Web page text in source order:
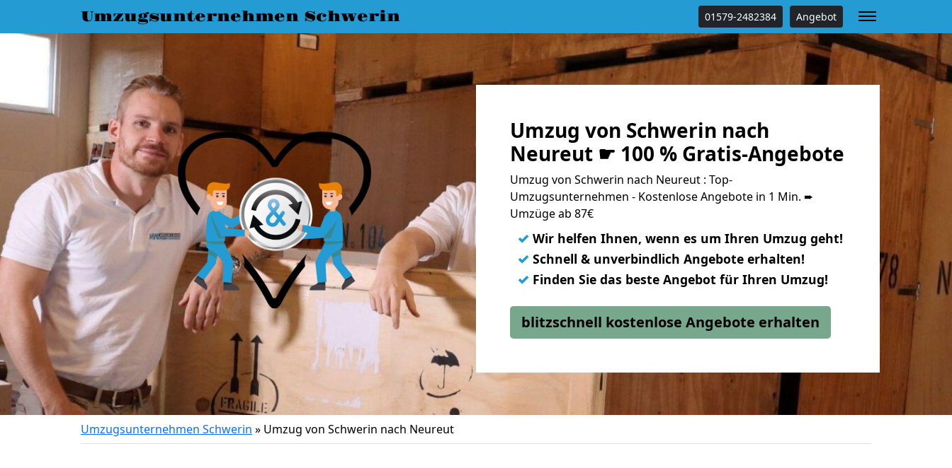
Umzugsunternehmen Schwerin 01579-2482384 Angebot
Umzug von Schwerin nach
Neureut ☛ 100 % Gratis-Angebote
Umzug von Schwerin nach Neureut : Top-
Umzugsunternehmen - Kostenlose Angebote in 1 Min. ➨
Umzüge ab 87€
✓ Wir helfen Ihnen, wenn es um Ihren Umzug geht!
✓ Schnell & unverbindlich Angebote erhalten!
✓ Finden Sie das beste Angebot für Ihren Umzug!
blitzschnell kostenlose Angebote erhalten
Umzugsunternehmen Schwerin » Umzug von Schwerin nach Neureut